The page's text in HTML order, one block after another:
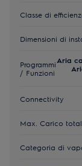
Classe di
Dimensioni di
Programmi
/ Funzioni
Aria
Connectivity
Max. Carico
Categoria di